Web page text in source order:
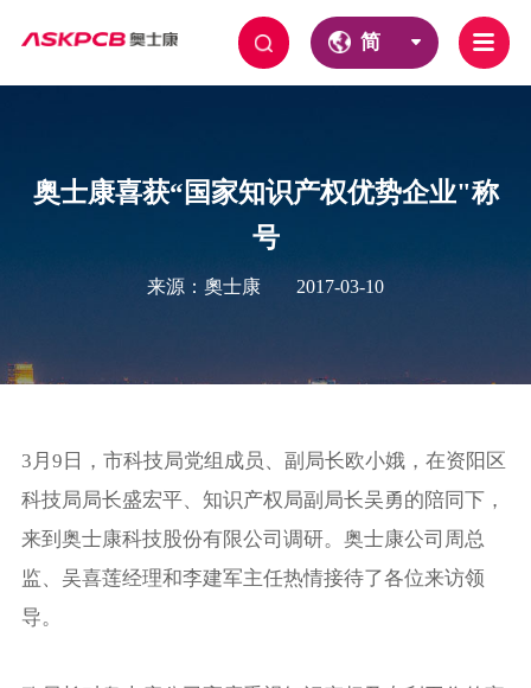
简
奥士康喜获“国家知识产权优势企业"称
号
来源：奧士康 2017-03-10
3月9日，市科技局党组成员、副局长欧小娥，在资阳区
科技局局长盛宏平、知识产权局副局长吴勇的陪同下，
来到奥士康科技股份有限公司调研。奥士康公司周总
监、吴喜莲经理和李建军主任热情接待了各位来访领
导。